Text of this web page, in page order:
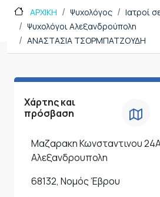
ΑΡΧΙΚΗ Ψυχολόγος
Ιατροί
Ψυχολόγοι Αλεξανδρούπολη
ΑΝΑΣΤΑΣΙΑ ΤΣΟΡΜΠΑΤΖΟΥΔΗ
Χάρτης και
πρόσβαση
Μαζαρακη Κωνσταντινου
Αλεξανδρουπολη
68132, Νομός Έβρου